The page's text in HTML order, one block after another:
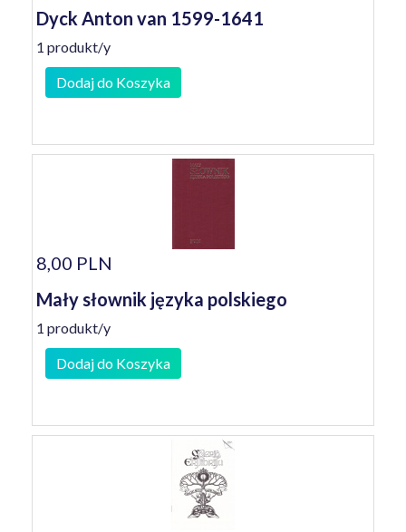
Dyck Anton van 1599-1641
1 produkt/y
Dodaj do Koszyka
8,00 PLN
Mały słownik języka polskiego
1 produkt/y
Dodaj do Koszyka